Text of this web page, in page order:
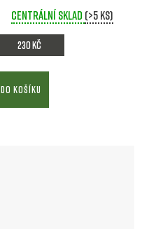
Centrální sklad (>5 ks)
230 Kč
DO KOŠÍKU